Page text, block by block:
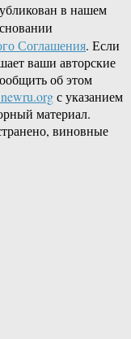
в нашем
Соглашения. Если
ваши авторские
об этом
с указанием
материал.
виновные